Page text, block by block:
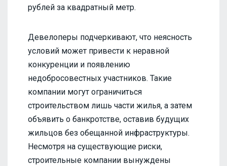
рублей за квадратный метр.
Девелоперы подчеркивают, что неясность
условий может привести к неравной
конкуренции и появлению
недобросовестных участников. Такие
компании могут ограничиться
строительством лишь части жилья, а затем
объявить о банкротстве, оставив будущих
жильцов без обещанной инфраструктуры.
Несмотря на существующие риски,
строительные компании вынуждены